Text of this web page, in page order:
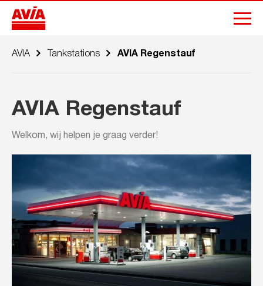
AVIA Tankstations AVIA Regenstauf
AVIA Regenstauf
Welkom, wij helpen je graag verder!